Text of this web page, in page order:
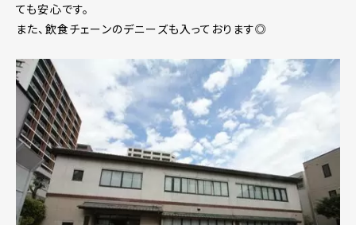
ても安心です。
また、飲食チェーンのデニーズも入っております◎